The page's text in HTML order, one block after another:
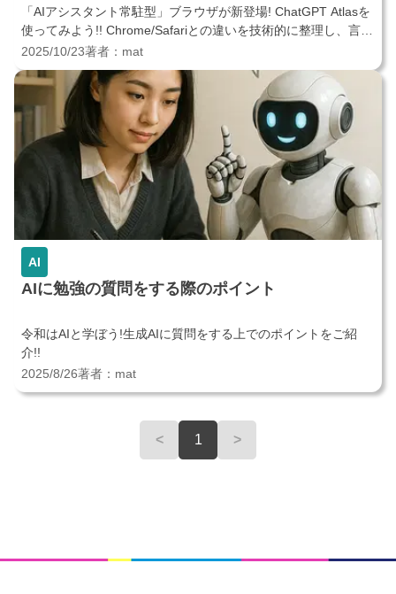
「AIアシスタント常駐型」ブラウザが新登場! ChatGPT Atlasを
使ってみよう!! Chrome/Safariとの違いを技術的に整理し、言語
別の具体活用まで踏み込んで解説します。
2025/10/23著者： mat
AI
AIに勉強の質問をする際のポイント
令和はAIと学ぼう!生成AIに質問をする上でのポイントをご紹
介!!
2025/8/26著者： mat
< 1 >